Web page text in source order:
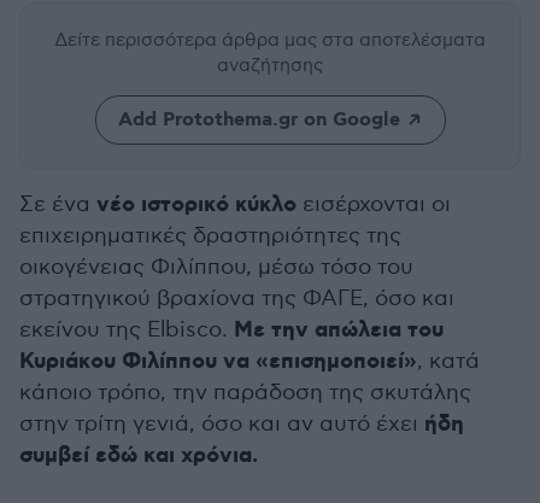
Δείτε περισσότερα άρθρα μας στα αποτελέσματα
αναζήτησης
Add Protothema.gr on Google
Σε ένα νέο ιστορικό κύκλο εισέρχονται οι
επιχειρηματικές δραστηριότητες της
οικογένειας Φιλίππου, μέσω τόσο του
στρατηγικού βραχίονα της ΦΑΓΕ, όσο και
εκείνου της Elbisco. Με την απώλεια του
Κυριάκου Φιλίππου να «επισημοποιεί», κατά
κάποιο τρόπο, την παράδοση της σκυτάλης
στην τρίτη γενιά, όσο και αν αυτό έχει ήδη
συμβεί εδώ και χρόνια.